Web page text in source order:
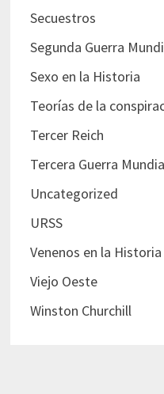
Secuestros
Segunda Guerra
Sexo en la Historia
Teorías de la
Tercer Reich
Tercera Guerra
Uncategorized
URSS
Venenos en la Historia
Viejo Oeste
Winston Churchill